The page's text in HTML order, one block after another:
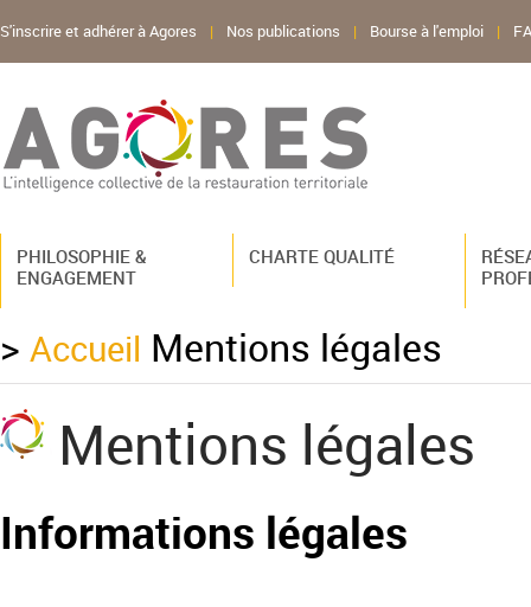
S'inscrire et adhérer à Agores | Nos publications | Bourse à l'emploi |
PHILOSOPHIE &
ENGAGEMENT
CHARTE QUALITÉ
> Accueil Mentions légales
Mentions légales
Informations légales